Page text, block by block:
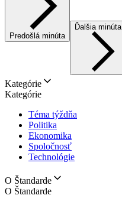
Predošlá minúta
Ďalšia minúta
Kategórie
Kategórie
Téma týždňa
Politika
Ekonomika
Spoločnosť
Technológie
O Štandarde
O Štandarde